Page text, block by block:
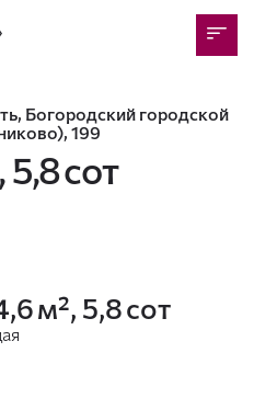
Богородский городской
199
сот
м², 5,8 сот